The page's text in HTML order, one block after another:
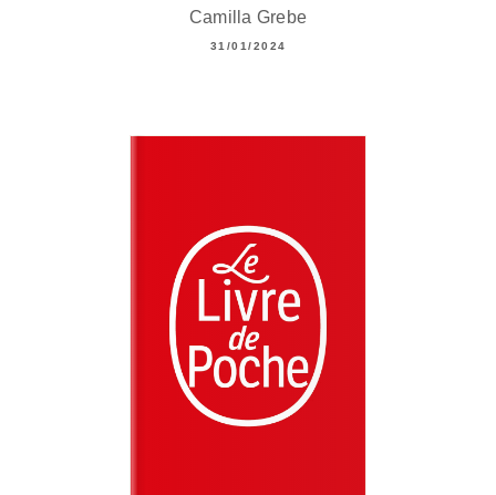
Camilla Grebe
31/01/2024